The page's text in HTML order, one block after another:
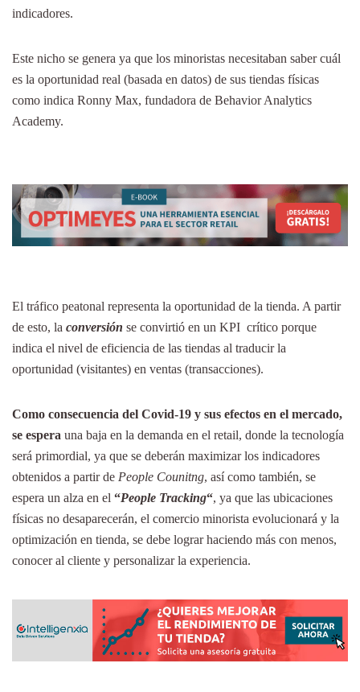
indicadores.
Este nicho se genera ya que los minoristas necesitaban saber cuál
es la oportunidad real (basada en datos) de sus tiendas físicas
como indica Ronny Max, fundadora de Behavior Analytics
Academy.
El tráfico peatonal representa la oportunidad de la tienda. A partir
de esto, la conversión se convirtió en un KPI crítico porque
indica el nivel de eficiencia de las tiendas al traducir la
oportunidad (visitantes) en ventas (transacciones).
Como consecuencia del Covid-19 y sus efectos en el mercado,
se espera una baja en la demanda en el retail, donde la tecnología
será primordial, ya que se deberán maximizar los indicadores
obtenidos a partir de People Counitng, así como también, se
espera un alza en el “People Tracking“, ya que las ubicaciones
físicas no desaparecerán, el comercio minorista evolucionará y la
optimización en tienda, se debe lograr haciendo más con menos,
conocer al cliente y personalizar la experiencia.